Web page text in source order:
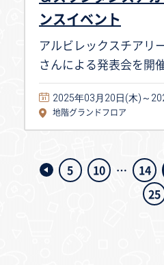
ンスイベント
アルビレックスチアリ
さんによる発表会を開
2025年03月20日(木)～
地階グランドフロア
5 10 14
25